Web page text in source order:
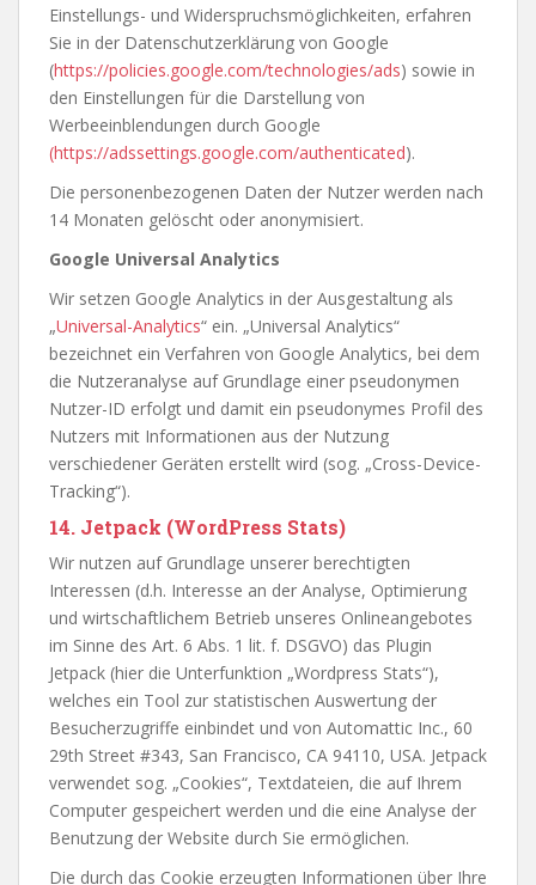
Einstellungs- und Widerspruchsmöglichkeiten, erfahren
Sie in der Datenschutzerklärung von Google
(https://policies.google.com/technologies/ads) sowie in
den Einstellungen für die Darstellung von
Werbeeinblendungen durch Google
(https://adssettings.google.com/authenticated).
Die personenbezogenen Daten der Nutzer werden nach
14 Monaten gelöscht oder anonymisiert.
Google Universal Analytics
Wir setzen Google Analytics in der Ausgestaltung als
„Universal-Analytics“ ein. „Universal Analytics“
bezeichnet ein Verfahren von Google Analytics, bei dem
die Nutzeranalyse auf Grundlage einer pseudonymen
Nutzer-ID erfolgt und damit ein pseudonymes Profil des
Nutzers mit Informationen aus der Nutzung
verschiedener Geräten erstellt wird (sog. „Cross-Device-
Tracking“).
14. Jetpack (WordPress Stats)
Wir nutzen auf Grundlage unserer berechtigten
Interessen (d.h. Interesse an der Analyse, Optimierung
und wirtschaftlichem Betrieb unseres Onlineangebotes
im Sinne des Art. 6 Abs. 1 lit. f. DSGVO) das Plugin
Jetpack (hier die Unterfunktion „Wordpress Stats“),
welches ein Tool zur statistischen Auswertung der
Besucherzugriffe einbindet und von Automattic Inc., 60
29th Street #343, San Francisco, CA 94110, USA. Jetpack
verwendet sog. „Cookies“, Textdateien, die auf Ihrem
Computer gespeichert werden und die eine Analyse der
Benutzung der Website durch Sie ermöglichen.
Die durch das Cookie erzeugten Informationen über Ihre